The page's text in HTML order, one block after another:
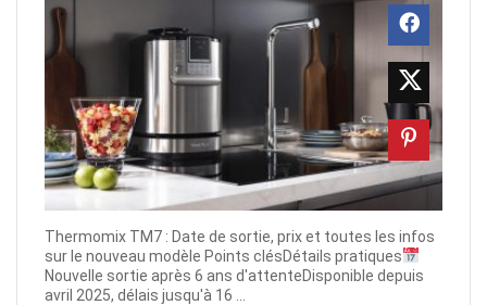
Thermomix TM7 : Date de sortie, prix et toutes les infos
sur le nouveau modèle Points clésDétails pratiques
Nouvelle sortie après 6 ans d'attenteDisponible depuis
avril 2025, délais jusqu'à 16 ...